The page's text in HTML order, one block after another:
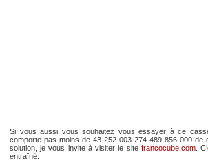
Si vous aussi vous souhaitez vous essayer à ce
comporte pas moins de 43 252 003 274 489 856 000 de
solution, je vous invite à visiter le site francocube.com.
entraîné.